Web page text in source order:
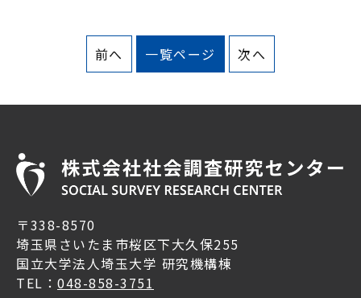
前へ 一覧ページ 次へ
〒338-8570
埼玉県さいたま市桜区下大久保255
国立大学法人埼玉大学 研究機構棟
TEL： 048-858-3751